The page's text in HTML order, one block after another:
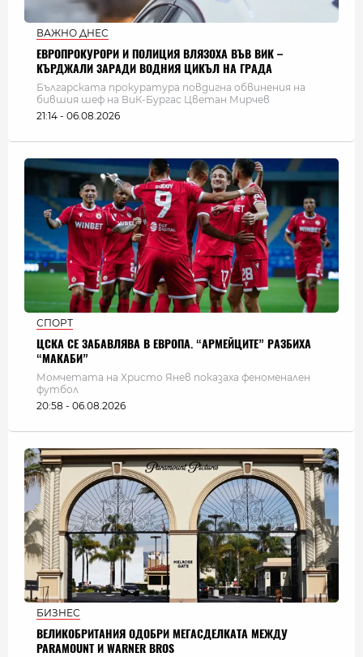
ВАЖНО ДНЕС
ЕВРОПРОКУРОРИ И ПОЛИЦИЯ ВЛЯЗОХА ВЪВ ВИК –
КЪРДЖАЛИ ЗАРАДИ ВОДНИЯ ЦИКЪЛ НА ГРАДА
Българската прокуратура повдигна обвинения на
бившия шеф на ВиК-Бургас Цветан Мирчев
21:14 - 06.08.2026
СПОРТ
ЦСКА СЕ ЗАБАВЛЯВА В ЕВРОПА. “АРМЕЙЦИТЕ” РАЗБИХА
“МАКАБИ”
Момчетата на Христо Янев показаха феноменален
футбол
20:58 - 06.08.2026
БИЗНЕС
ВЕЛИКОБРИТАНИЯ ОДОБРИ МЕГАСДЕЛКАТА МЕЖДУ
PARAMOUNT И WARNER BROS